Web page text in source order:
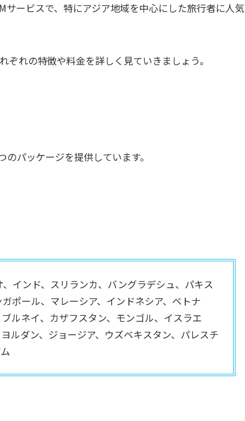
サービスで、特にアジア地域を中心にした旅行者に人気
ぞれの特徴や料金を詳しく見ていきましょう。
のパッケージを提供しています。
インド、スリランカ、バングラデシュ、パキス
ポール、マレーシア、インドネシア、ベトナ
ルネイ、カザフスタン、モンゴル、イスラエ
ルダン、ジョージア、ウズベキスタン、パレスチ